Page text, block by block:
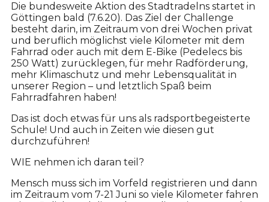
Die bundesweite Aktion des Stadtradelns startet in
Göttingen bald (7.6.20). Das Ziel der Challenge
besteht darin, im Zeitraum von drei Wochen privat
und beruflich möglichst viele Kilometer mit dem
Fahrrad oder auch mit dem E-Bike (Pedelecs bis
250 Watt) zurücklegen, für mehr Radförderung,
mehr Klimaschutz und mehr Lebensqualität in
unserer Region – und letztlich Spaß beim
Fahrradfahren haben!
Das ist doch etwas für uns als radsportbegeisterte
Schule! Und auch in Zeiten wie diesen gut
durchzuführen!
WIE nehmen ich daran teil?
Mensch muss sich im Vorfeld registrieren und dann
im Zeitraum vom 7-21 Juni so viele Kilometer fahren